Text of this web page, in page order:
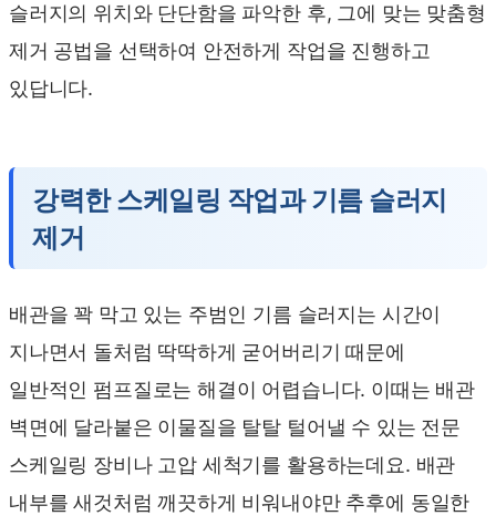
슬러지의 위치와 단단함을 파악한 후, 그에 맞는 맞춤형
제거 공법을 선택하여 안전하게 작업을 진행하고
있답니다.
강력한 스케일링 작업과 기름 슬러지
제거
배관을 꽉 막고 있는 주범인 기름 슬러지는 시간이
지나면서 돌처럼 딱딱하게 굳어버리기 때문에
일반적인 펌프질로는 해결이 어렵습니다. 이때는 배관
벽면에 달라붙은 이물질을 탈탈 털어낼 수 있는 전문
스케일링 장비나 고압 세척기를 활용하는데요. 배관
내부를 새것처럼 깨끗하게 비워내야만 추후에 동일한